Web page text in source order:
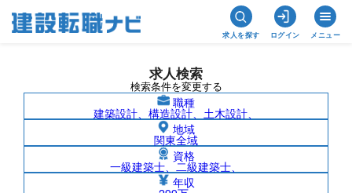
求人を探す ログイン メニュー
求人検索
検索条件を変更する
職種
建築設計、構造設計、土木設計、
地域
関東全域
資格
一級建築士、二級建築士、
年収
三重県/レイズネクスト株式会社の求人検